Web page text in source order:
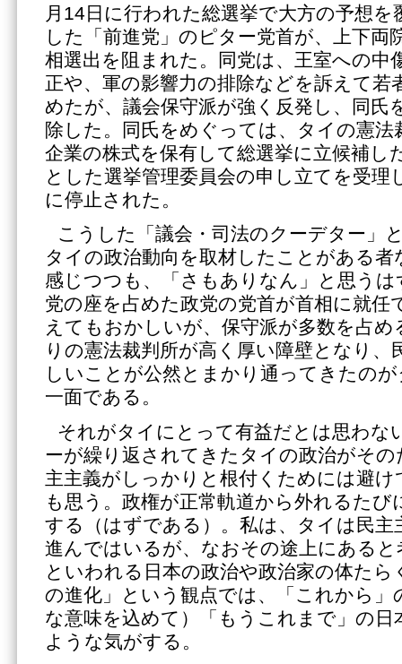
月14日に行われた総選挙で大方の予想を
した「前進党」のピター党首が、上下両
相選出を阻まれた。同党は、王室への中
正や、軍の影響力の排除などを訴えて若
めたが、議会保守派が強く反発し、同氏
除した。同氏をめぐっては、タイの憲法
企業の株式を保有して総選挙に立候補し
とした選挙管理委員会の申し立てを受理
に停止された。
こうした「議会・司法のクーデター」
タイの政治動向を取材したことがある
感じつつも、「さもありなん」と思うは
党の座を占めた政党の党首が首相に就任
えてもおかしいが、保守派が多数を占め
りの憲法裁判所が高く厚い障壁となり、
しいことが公然とまかり通ってきたの
一面である。
それがタイにとって有益だとは思わな
ーが繰り返されてきたタイの政治がそ
主主義がしっかりと根付くためには避
も思う。政権が正常軌道から外れるたび
する（はずである）。私は、タイは民主
進んではいるが、なおその途上にある
といわれる日本の政治や政治家の体たら
の進化」という観点では、「これから」
な意味を込めて）「もうこれまで」の日
ような気がする。